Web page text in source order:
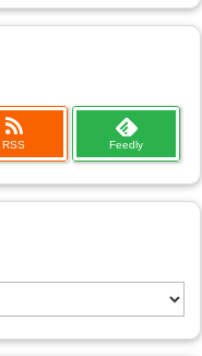
RSS Feedly